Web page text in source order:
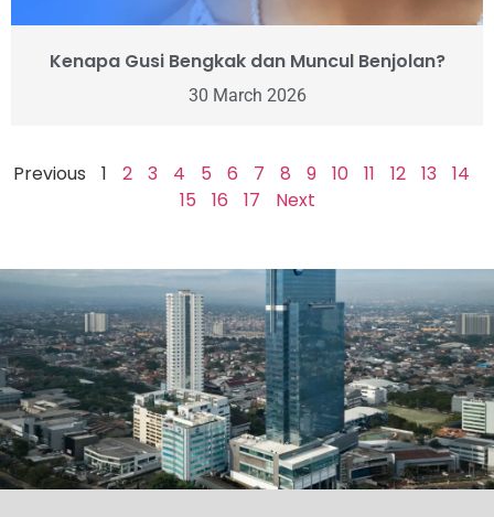
Kenapa Gusi Bengkak dan Muncul Benjolan?
30 March 2026
Previous 1 2 3 4 5 6 7 8 9 10 11 12 13
14
15
16 17 Next